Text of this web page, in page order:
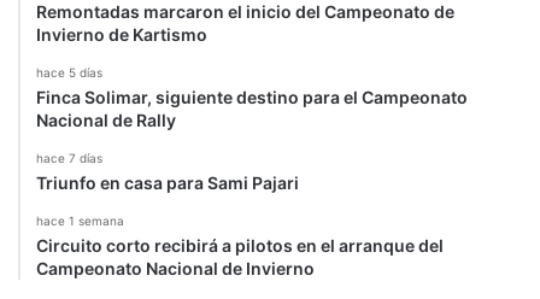
Remontadas marcaron el inicio del Campeonato de
Invierno de Kartismo
hace 5 días
Finca Solimar, siguiente destino para el Campeonato
Nacional de Rally
hace 7 días
Triunfo en casa para Sami Pajari
hace 1 semana
Circuito corto recibirá a pilotos en el arranque del
Campeonato Nacional de Invierno